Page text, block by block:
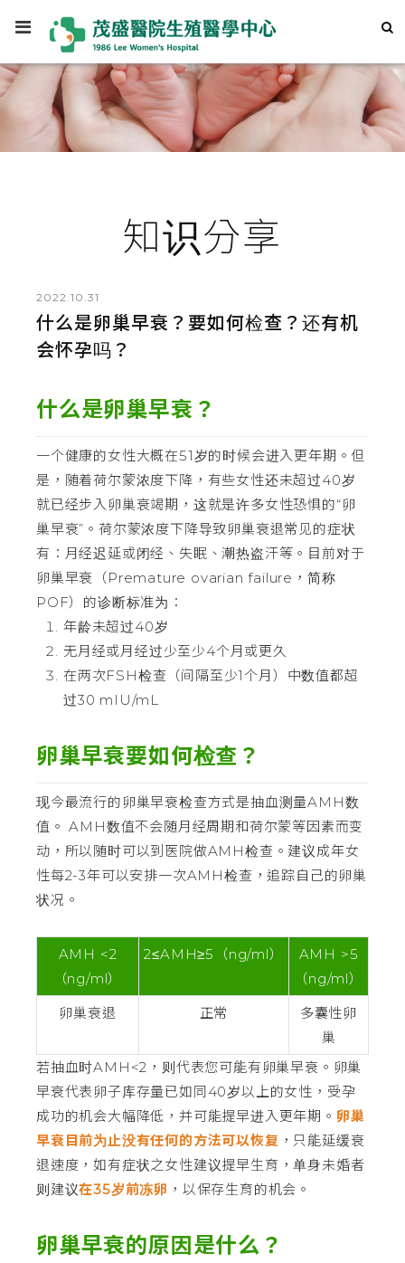
知识分享
2022.10.31
什么是卵巢早衰？要如何检查？还有机
会怀孕吗？
什么是卵巢早衰？
一个健康的女性大概在51岁的时候会进入更年期。但
是，随着荷尔蒙浓度下降，有些女性还未超过40岁
就已经步入卵巢衰竭期，这就是许多女性恐惧的“卵
巢早衰”。荷尔蒙浓度下降导致卵巢衰退常见的症状
有：月经迟延或闭经、失眠、潮热盗汗等。目前对于
卵巢早衰（Premature ovarian failure，简称
POF）的诊断标准为：
年龄未超过40岁
无月经或月经过少至少4个月或更久
在两次FSH检查（间隔至少1个月）中数值都超
过30 mIU/mL
卵巢早衰要如何检查？
现今最流行的卵巢早衰检查方式是抽血测量AMH数
值。 AMH数值不会随月经周期和荷尔蒙等因素而变
动，所以随时可以到医院做AMH检查。建议成年女
性每2-3年可以安排一次AMH检查，追踪自己的卵巢
状况。
AMH <2
（ng/ml）
2≤AMH≥5（ng/ml）
AMH >5
（ng/ml）
卵巢衰退
正常
多囊性卵
巢
若抽血时AMH<2，则代表您可能有卵巢早衰。卵巢
早衰代表卵子库存量已如同40岁以上的女性，受孕
成功的机会大幅降低，并可能提早进入更年期。 卵巢
早衰目前为止没有任何的方法可以恢复 ，只能延缓衰
退速度，如有症状之女性建议提早生育，单身未婚者
则建议在35岁前冻卵 ，以保存生育的机会。
卵巢早衰的原因是什么？